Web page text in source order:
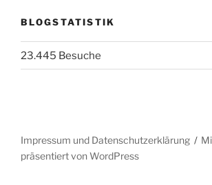
BLOGSTATISTIK
23.445 Besuche
Impressum und Datenschutzerklärung
präsentiert von WordPress